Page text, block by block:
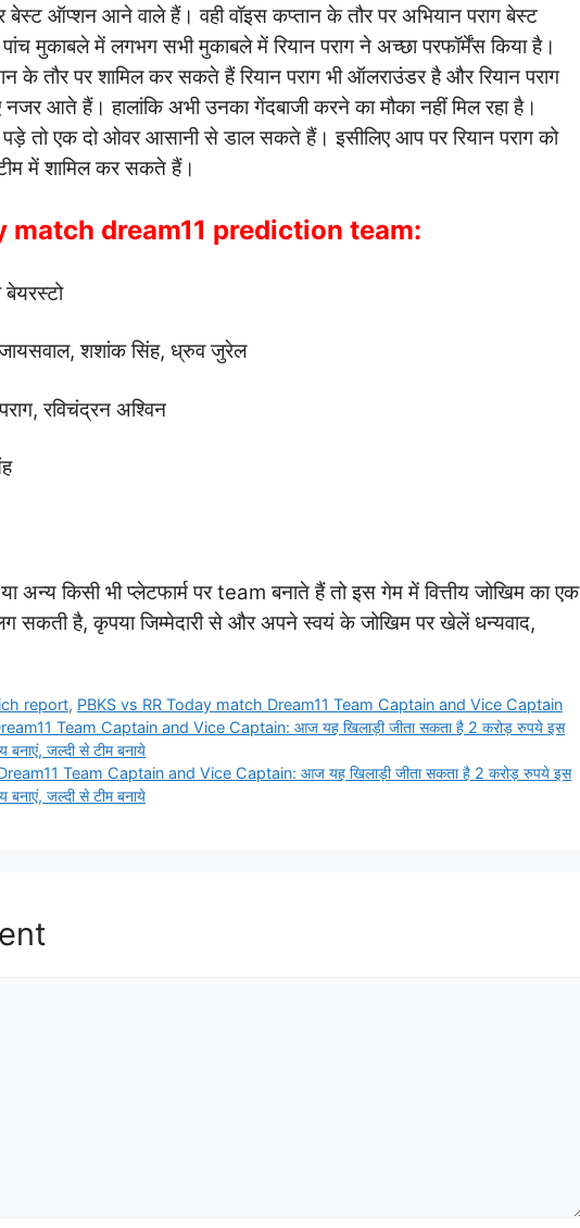
ऑप्शन आने वाले हैं। वही वॉइस कप्तान के तौर पर अभियान पराग बेस्ट
मुकाबले में लगभग सभी मुकाबले में रियान पराग ने अच्छा परफॉर्मेंस किया है।
के तौर पर शामिल कर सकते हैं रियान पराग भी ऑलराउंडर है और रियान पराग
नजर आते हैं। हालांकि अभी उनका गेंदबाजी करने का मौका नहीं मिल रहा है।
तो एक दो ओवर आसानी से डाल सकते हैं। इसीलिए आप पर रियान पराग को
में शामिल कर सकते हैं।
match dream11 prediction team:
शशांक सिंह, ध्रुव जुरेल
रविचंद्रन अश्विन
अन्य किसी भी प्लेटफार्म पर team बनाते हैं तो इस गेम में वित्तीय जोखिम का एक
सकती है, कृपया जिम्मेदारी से और अपने स्वयं के जोखिम पर खेलें धन्यवाद,
report, PBKS vs RR Today match Dream11 Team Captain and Vice Captain
Team Captain and Vice Captain: आज यह खिलाड़ी जीता सकता है 2 करोड़ रुपये इस
बनाएं, जल्दी से टीम बनाये
Team Captain and Vice Captain: आज यह खिलाड़ी जीता सकता है 2 करोड़ रुपये इस
बनाएं, जल्दी से टीम बनाये